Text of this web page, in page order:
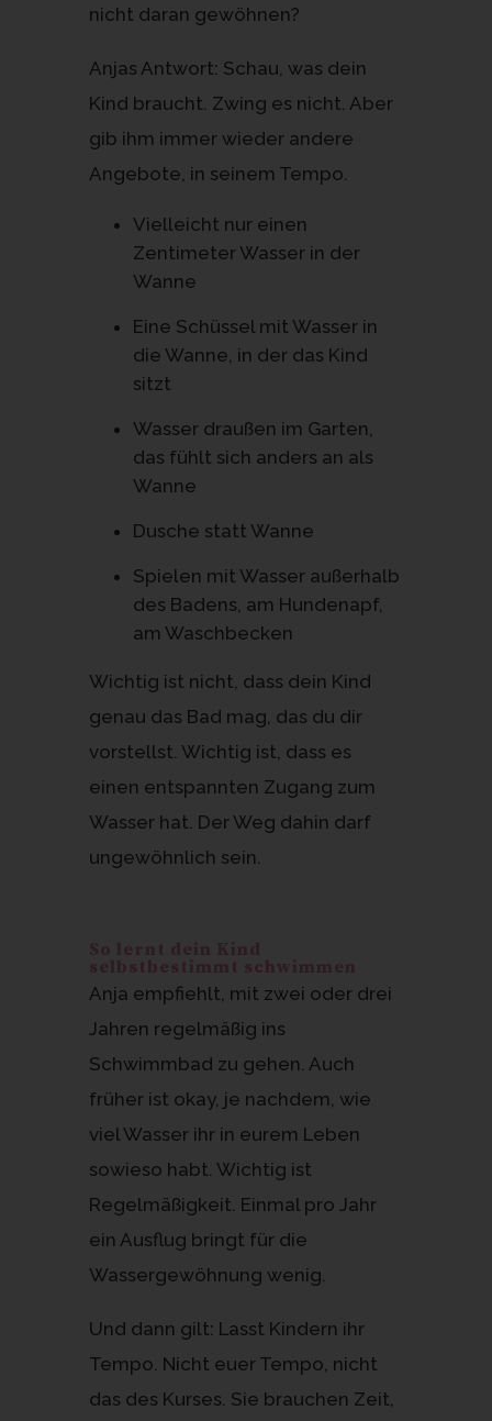
nicht daran gewöhnen?
Anjas Antwort: Schau, was dein
Kind braucht. Zwing es nicht. Aber
gib ihm immer wieder andere
Angebote, in seinem Tempo.
Vielleicht nur einen
Zentimeter Wasser in der
Wanne
Eine Schüssel mit Wasser in
die Wanne, in der das Kind
sitzt
Wasser draußen im Garten,
das fühlt sich anders an als
Wanne
Dusche statt Wanne
Spielen mit Wasser außerhalb
des Badens, am Hundenapf,
am Waschbecken
Wichtig ist nicht, dass dein Kind
genau das Bad mag, das du dir
vorstellst. Wichtig ist, dass es
einen entspannten Zugang zum
Wasser hat. Der Weg dahin darf
ungewöhnlich sein.
So lernt dein Kind
selbstbestimmt schwimmen
Anja empfiehlt, mit zwei oder drei
Jahren regelmäßig ins
Schwimmbad zu gehen. Auch
früher ist okay, je nachdem, wie
viel Wasser ihr in eurem Leben
sowieso habt. Wichtig ist
Regelmäßigkeit. Einmal pro Jahr
ein Ausflug bringt für die
Wassergewöhnung wenig.
Und dann gilt: Lasst Kindern ihr
Tempo. Nicht euer Tempo, nicht
das des Kurses. Sie brauchen Zeit,